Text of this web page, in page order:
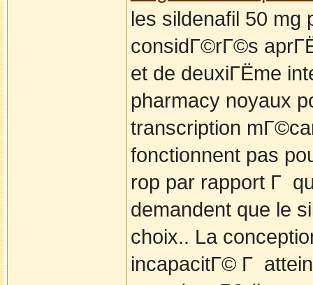
les sildenafil 50 mg
considГ©rГ©s
et de deuxiГЁme
pharmacy noyaux
transcription
fonctionnent pas
rop par rapport Г
demandent que le
choix.. La
incapacitГ© Г